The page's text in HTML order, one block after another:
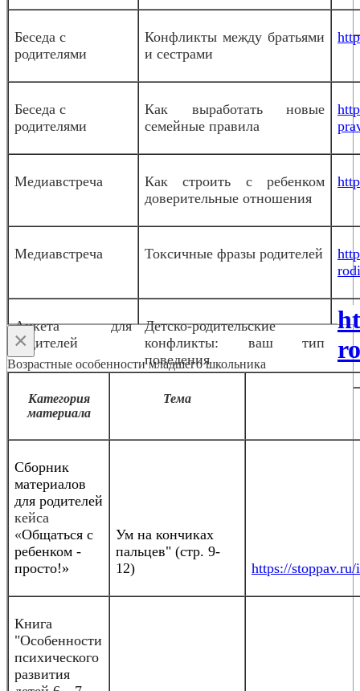
Беседа с
родителями
Конфликты между братьями
и сестрами
Беседа с
родителями
Как выработать новые
семейные правила
Медиавстреча
Как строить с ребенком
доверительные отношения
Медиавстреча Токсичные фразы родителей
Анкета для
родителей
Детско-родительские
конфликты: ваш тип
поведения
×
Возрастные особенности младшего школьника
Категория
материала
Тема
Сборник
материалов
для родителей
кейса
«Общаться с
ребенком -
просто!»
Ум на кончиках
пальцев" (стр. 9-
12)
https://
Книга
"Особенности
психического
развития